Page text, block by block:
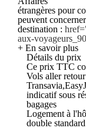
étrangères pour
peuvent
destination :
aux-
+ En savoir plus
Détails du prix
Ce prix TTC
Vols aller
indicatif sous
bagages
Logement à
double standard